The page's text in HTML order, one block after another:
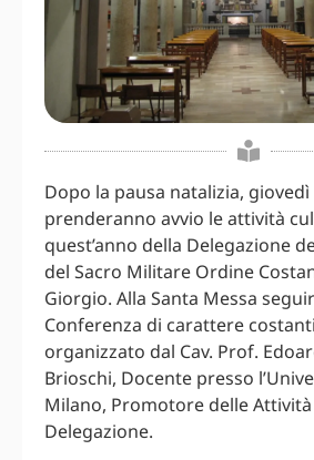
Dopo la pausa natalizia,
prenderanno avvio le attività
quest’anno della Delegazione
del Sacro Militare Ordine
Giorgio. Alla Santa Messa
Conferenza di carattere
organizzato dal Cav. Prof.
Brioschi, Docente presso
Milano, Promotore delle
Delegazione.